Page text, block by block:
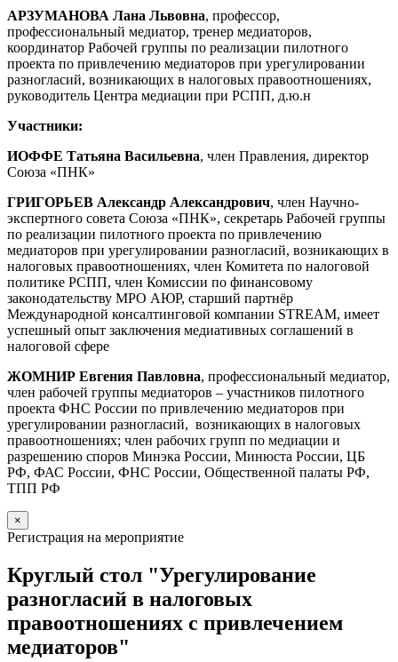
АРЗУМАНОВА Лана Львовна, профессор,
профессиональный медиатор, тренер медиаторов,
координатор Рабочей группы по реализации пилотного
проекта по привлечению медиаторов при урегулировании
разногласий, возникающих в налоговых правоотношениях,
руководитель Центра медиации при РСПП, д.ю.н
Участники:
ИОФФЕ Татьяна Васильевна, член Правления, директор
Союза «ПНК»
ГРИГОРЬЕВ Александр Александрович, член Научно-
экспертного совета Союза «ПНК», секретарь Рабочей группы
по реализации пилотного проекта по привлечению
медиаторов при урегулировании разногласий, возникающих в
налоговых правоотношениях, член Комитета по налоговой
политике РСПП, член Комиссии по финансовому
законодательству МРО АЮР, старший партнёр
Международной консалтинговой компании STREAM, имеет
успешный опыт заключения медиативных соглашений в
налоговой сфере
ЖОМНИР Евгения Павловна, профессиональный медиатор,
член рабочей группы медиаторов – участников пилотного
проекта ФНС России по привлечению медиаторов при
урегулировании разногласий, возникающих в налоговых
правоотношениях; член рабочих групп по медиации и
разрешению споров Минэка России, Минюста России, ЦБ
РФ, ФАС России, ФНС России, Общественной палаты РФ,
ТПП РФ
×
Регистрация на мероприятие
Круглый стол "Урегулирование
разногласий в налоговых
правоотношениях с привлечением
медиаторов"